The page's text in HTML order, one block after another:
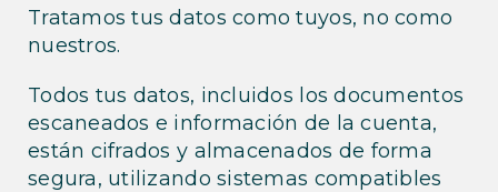
Tratamos tus datos como tuyos, no como
nuestros.
Todos tus datos, incluidos los documentos
escaneados e información de la cuenta,
están cifrados y almacenados de forma
segura, utilizando sistemas compatibles